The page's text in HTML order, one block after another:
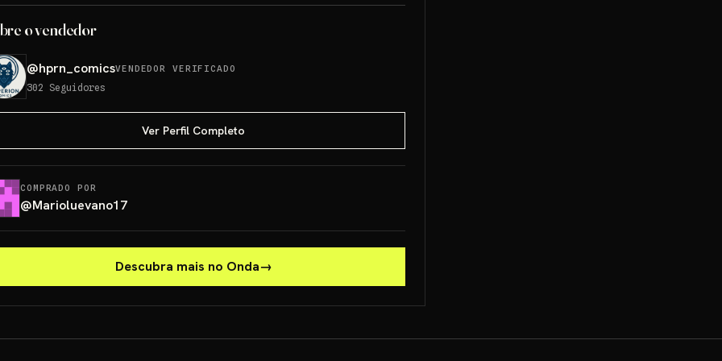
o vendedor
@hprn_comicsVENDEDOR VERIFICADO
302 Seguidores
Ver Perfil Completo
COMPRADO POR
@Marioluevano17
Descubra mais no Onda→